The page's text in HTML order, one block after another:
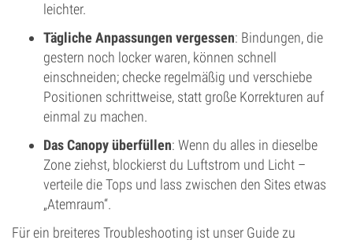
leichter.
Tägliche Anpassungen vergessen: Bindungen, die
gestern noch locker waren, können schnell
einschneiden; checke regelmäßig und verschiebe
Positionen schrittweise, statt große Korrekturen auf
einmal zu machen.
Das Canopy überfüllen: Wenn du alles in dieselbe
Zone ziehst, blockierst du Luftstrom und Licht –
verteile die Tops und lass zwischen den Sites etwas
„Atemraum“.
Für ein breiteres Troubleshooting ist unser Guide zu